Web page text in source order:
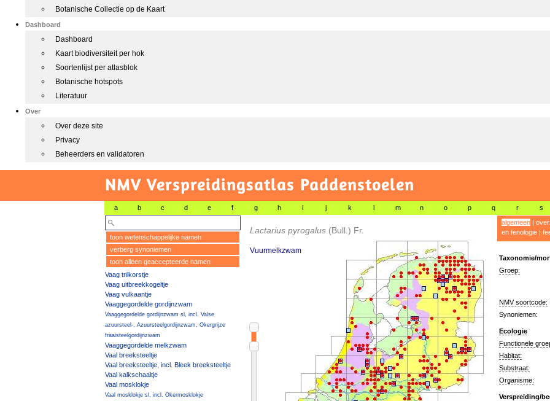
Botanische Collectie op de Kaart
Dashboard
Dashboard
Kaart biodiversiteit per hok
Soortenlijst per atlasblok
Botanische hotspots
Literatuur
Over
Over deze site
Privacy
Beheerders en validatoren
NMV Verspreidingsatlas Paddenstoelen
a b c d e f g h i j k l m n o p q r s
toon wetenschappelijke namen
verberg synoniemen
toon alleen geaccepteerde namen
Vaag trilkorstje
Vaag uitbreekkogeltje
Vaag vulkaantje
Vaaggegordelde gordijnzwam
Vaaggegordelde gordijnzwam sl, incl. Valse
azuursteel-, Azuursteelgordijnzwam, Okergrijze
fraaisteelgordijnzwam
Vaaggegordelde melkzwam
Vaal breeksteeltje
Vaal breeksteeltje, incl. Bleek breeksteeltje
Vaal kalkschaaltje
Vaal mosklokje
Vaal mosklokje sl, incl. Okermosklokje
Lactarius pyrogalus (Bull.) Fr.
Vuurmelkzwam
algemeen|
en fenologie|
Taxonomie/
Groep:
NMV soortcode:
Synoniemen:
Ecologie
Functionele
Habitat:
Substraat:
Organisme:
Verspreiding/